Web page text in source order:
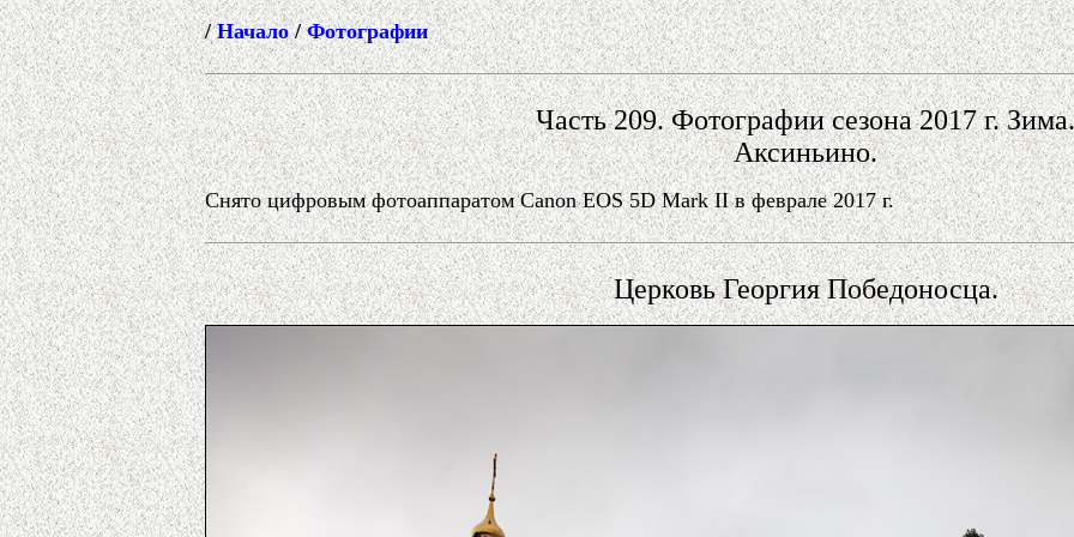
/Начало/Фотографии
Часть 209. Фотографии сезона 2017 г. Зима.
Аксиньино.
Снято цифровым фотоаппаратом Canon EOS 5D Mark II в феврале 2017 г.
Церковь Георгия Победоносца.